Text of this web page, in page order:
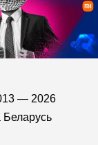
— 2026